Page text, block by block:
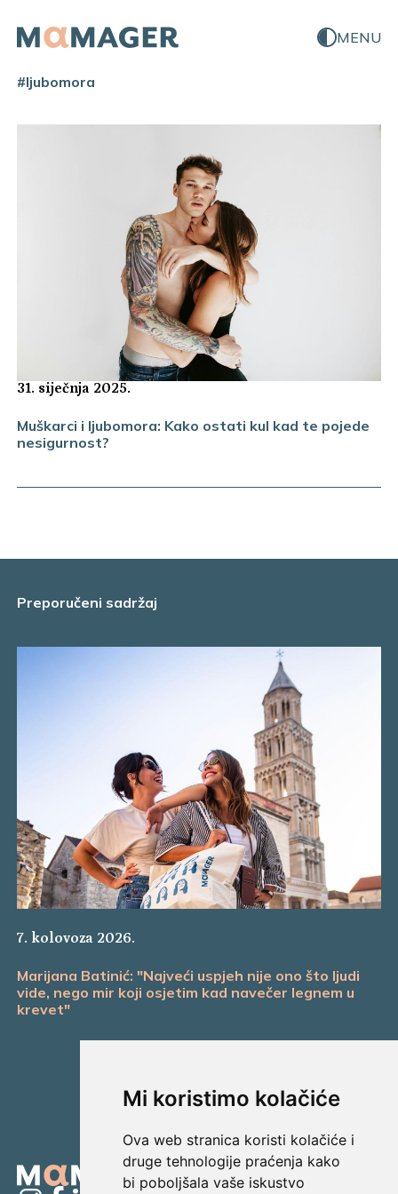
Mi koristimo kolačiće
Ova web stranica koristi kolačiće i
druge tehnologije praćenja kako
bi poboljšala vaše iskustvo
MENU
#ljubomora
31. siječnja 2025.
Muškarci i ljubomora: Kako ostati kul kad te pojede
nesigurnost?
Preporučeni sadržaj
7. kolovoza 2026.
Marijana Batinić: "Najveći uspjeh nije ono što ljudi
vide, nego mir koji osjetim kad navečer legnem u
krevet"